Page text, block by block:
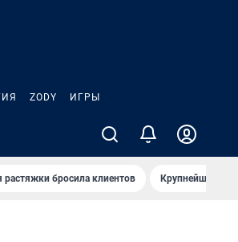
ZODY ИГРЫ
растяжки бросила клиентов Крупнейшие